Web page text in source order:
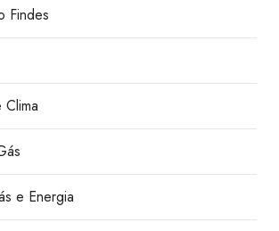
Findes
e Energia